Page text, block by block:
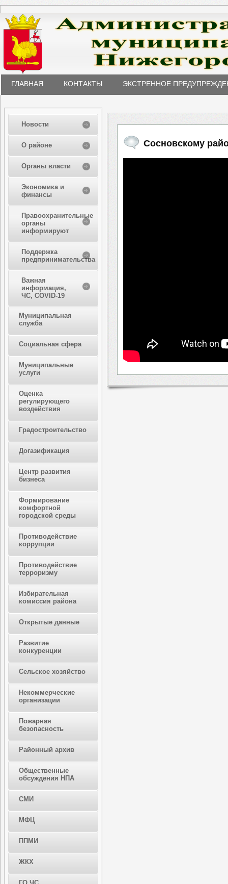
ГЛАВНАЯ КОНТАКТЫ ЭКСТРЕННОЕ
Новости
О районе
Органы власти
Экономика и
финансы
Правоохранительные
органы
информируют
Поддержка
предпринимательства
Важная
информация,
ЧС, COVID-19
Муниципальная
служба
Социальная сфера
Муниципальные
услуги
Оценка
регулирующего
воздействия
Градостроительство
Догазификация
Центр развития
бизнеса
Формирование
комфортной
городской среды
Противодействие
коррупции
Противодействие
терроризму
Избирательная
комиссия района
Открытые данные
Развитие
конкуренции
Сельское хозяйство
Некоммерческие
организации
Пожарная
безопасность
Районный архив
Общественные
обсуждения НПА
СМИ
МФЦ
ППМИ
ЖКХ
Сосновскому